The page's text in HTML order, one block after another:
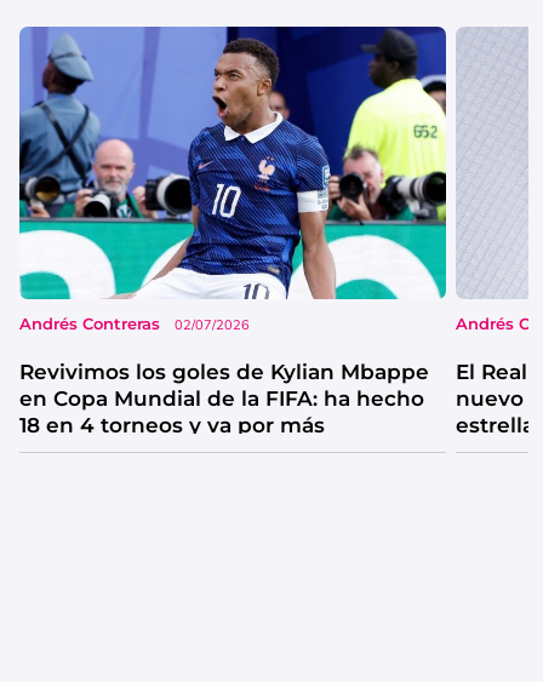
Andrés Contreras 02/07/2026
Revivimos los goles de Kylian Mbappe
en Copa Mundial de la FIFA: ha hecho
18 en 4 torneos y va por más
Andrés
El Real
nuevo
estrella